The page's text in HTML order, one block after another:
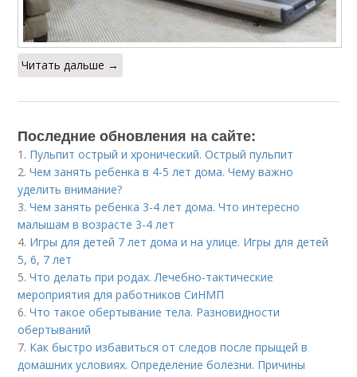
Читать дальше →
Последние обновления на сайте:
1. Пульпит острый и хронический. Острый пульпит
2.Чем занять ребенка в 4-5 лет дома. Чему важно
уделить внимание?
3.Чем занять ребенка 3-4 лет дома. Что интересно
малышам в возрасте 3-4 лет
4. Игры для детей 7 лет дома и на улице. Игры для детей
5, 6, 7 лет
5.Что делать при родах. Лечебно-тактические
мероприятия для работников СиНМП
6.Что такое обертывание тела. Разновидности
обертываний
7. Как быстро избавиться от следов после прыщей в
домашних условиях. Определение болезни. Причины